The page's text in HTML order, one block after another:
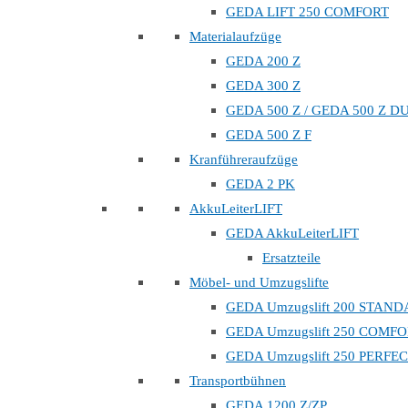
GEDA LIFT 250 COMFORT
Materialaufzüge
GEDA 200 Z
GEDA 300 Z
GEDA 500 Z / GEDA 500 Z
GEDA 500 Z F
Kranführeraufzüge
GEDA 2 PK
AkkuLeiterLIFT
GEDA AkkuLeiterLIFT
Ersatzteile
Möbel- und Umzugslifte
GEDA Umzugslift 200
GEDA Umzugslift 250
GEDA Umzugslift 250
Transportbühnen